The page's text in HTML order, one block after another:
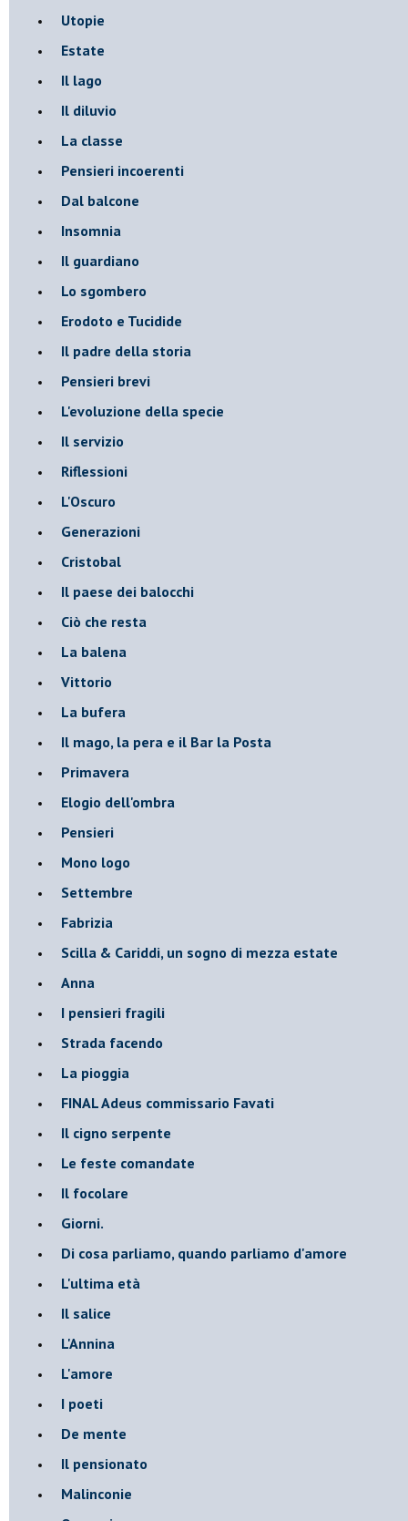
Utopie
Estate
Il lago
Il diluvio
La classe
Pensieri incoerenti
Dal balcone
Insomnia
Il guardiano
Lo sgombero
Erodoto e Tucidide
Il padre della storia
Pensieri brevi
L'evoluzione della specie
Il servizio
Riflessioni
L'Oscuro
Generazioni
Cristobal
Il paese dei balocchi
Ciò che resta
La balena
Vittorio
La bufera
Il mago, la pera e il Bar la Posta
Primavera
Elogio dell'ombra
Pensieri
Mono logo
Settembre
Fabrizia
​Scilla & Cariddi, un sogno di mezza estate
Anna
I pensieri fragili
Strada facendo
La pioggia
FINAL Adeus commissario Favati
Il cigno serpente
Le feste comandate
Il focolare
Giorni.
Di cosa parliamo, quando parliamo d'amore
L'ultima età
Il salice
L'Annina
L'amore
I poeti
De mente
Il pensionato
Malinconie